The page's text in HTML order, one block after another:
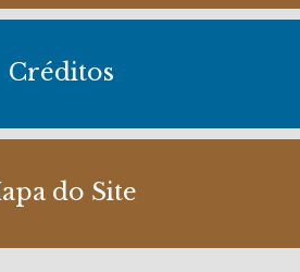
Créditos
do Site